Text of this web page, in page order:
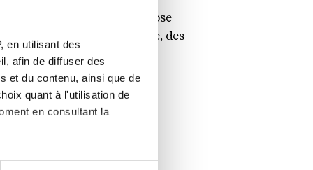
en utilisant des
afin de diffuser des
et du contenu, ainsi que de
quant à l'utilisation de
en consultant la
de Düsseldorf, superpose
vertébrale humaine, des
et de l'image
même temps, elle rend
résultat clinique.